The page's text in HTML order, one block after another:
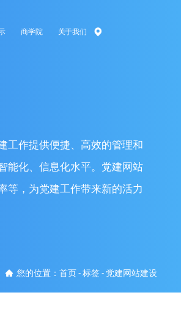
商学院 关于我们
工作提供便捷、高效的管理和
能化、信息化水平。党建网站
等，为党建工作带来新的活力
您的位置：首页 -标签 - 党建网站建设